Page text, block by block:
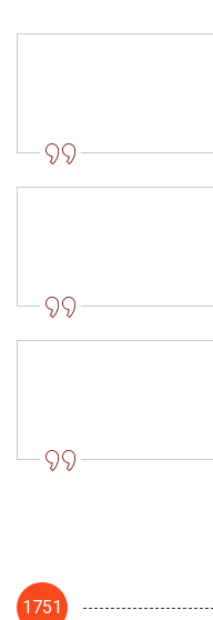
1751